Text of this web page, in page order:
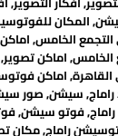
26
27
2
3
,المكان
الخامس,
الخامس,اماكن تصوير,
,اماكن
,سيشن,صور
,فوتو سيشن,
راماج,مكان